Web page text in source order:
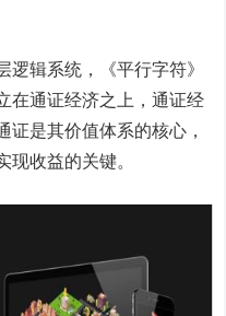
辑系统，《平行字符》
在通证经济之上，通证经
证是其价值体系的核心，
现收益的关键。